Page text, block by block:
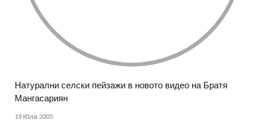
Натурални селски пейзажи в новото видео на Братя
Мангасариян
19 Юли 2005